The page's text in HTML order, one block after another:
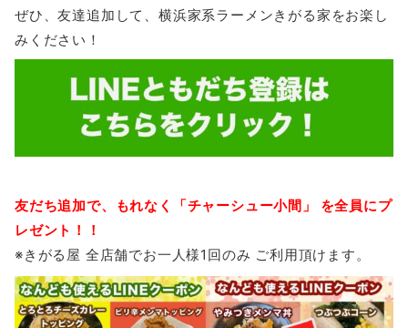
ぜひ、友達追加して、横浜家系ラーメンきがる家をお楽し
みください！
友だち追加で、もれなく「チャーシュー小間」 を全員にプ
レゼント！！
※きがる屋 全店舗でお一人様1回のみ ご利用頂けます。